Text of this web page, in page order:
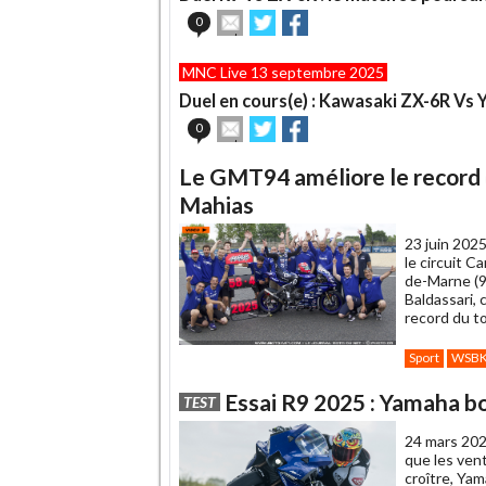
ami
0
Envoyer
cet
à
ami
Partager
sur sur
MNC Live 13 septembre 2025
Duel en cours(e) : Kawasaki ZX-6R Vs
0
Envoyer
cet
à
un
ami
Partager
sur sur
Le GMT94 améliore le record
Mahias
23 juin
le circuit
de-Marne
Baldassari,
record du
Sport WSBK
TEST Essai R9 2025 : Yamaha
24 mars
que les
croître,